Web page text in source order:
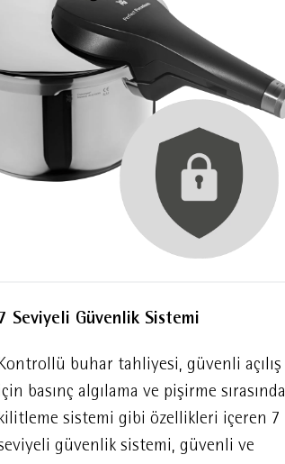
7 Seviyeli Güvenlik Sistemi
Kontrollü buhar tahliyesi, güvenli açılış
basınç algılama ve pişirme sırasında
kilitleme sistemi gibi özellikleri içeren 7
güvenlik sistemi, güvenli ve